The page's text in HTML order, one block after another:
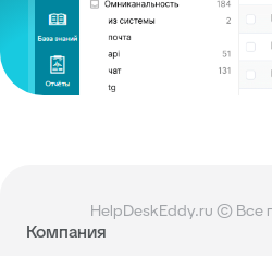
HelpDeskEddy.ru © Все
Компания